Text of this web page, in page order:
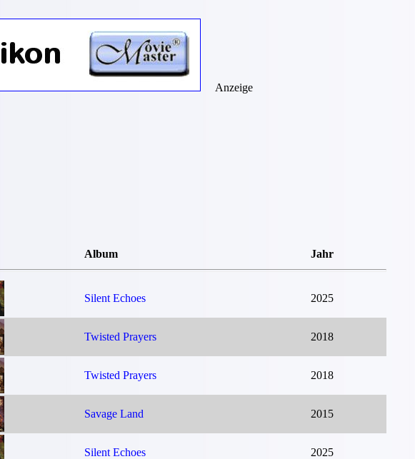
Album Jahr
Silent Echoes 2025
Twisted Prayers 2018
Twisted Prayers 2018
Savage Land 2015
Silent Echoes 2025
Anzeige